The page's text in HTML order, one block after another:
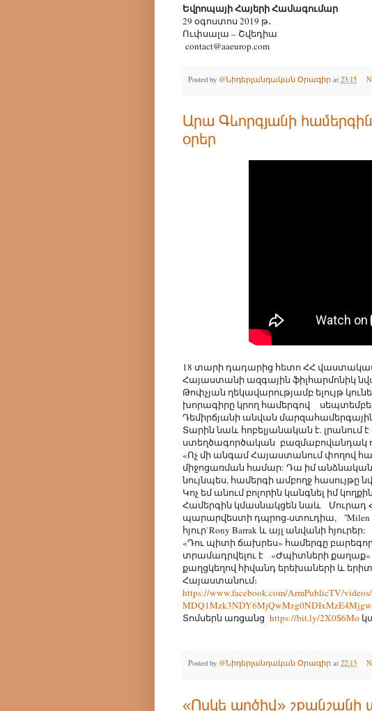
Եվրոպայի Հայերի Համագումար
29 օգոստոս 2019 թ․
Ուփսալա – Շվեդիա
contact@aaeurop.com
Posted by @Նիդերլանդական Օրագիր at 23:15
Արա Գևորգյանի
օրեր
18 տարի դադարից հետո ՀՀ
Հայաստանի ազգային ֆիլհարմոնիկ
Թոփչյան ղեկավարությամբ ելույթ
խորագիրը կրող համերգով
Դեմիրճյանի անվան
Տարին նաև հոբելյանական է. լրանում
ստեղծագործական բազմաբովանդակ
«Ոչ մի անգամ Հայաստանում փողով
միջոցառման համար: Դա իմ անձնական
նույնպես, համերգի ամբողջ հասույթը
Կոչ եմ անում բոլորին կանգնել իմ
Համերգին կմասնակցեն նաև
պարարվեստի դպրոց-ստուդիա, ''Milen
հյուր`Rony Barrak և այլ անվանի հյուրեր:
«Դու պիտի ճախրես» համերգը
տրամադրվելու է «Ժպիտների
քաղցկեղով հիվանդ երեխաների և
Հայաստանում։
https://www.facebook.com/ArmPublicTV/
Տոմսերն առցանց https://bit.ly/2X0S6Mo
Posted by @Նիդերլանդական Օրագիր at 22:13
«Ոսկե արծիվ»